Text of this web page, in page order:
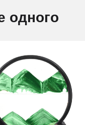
одного